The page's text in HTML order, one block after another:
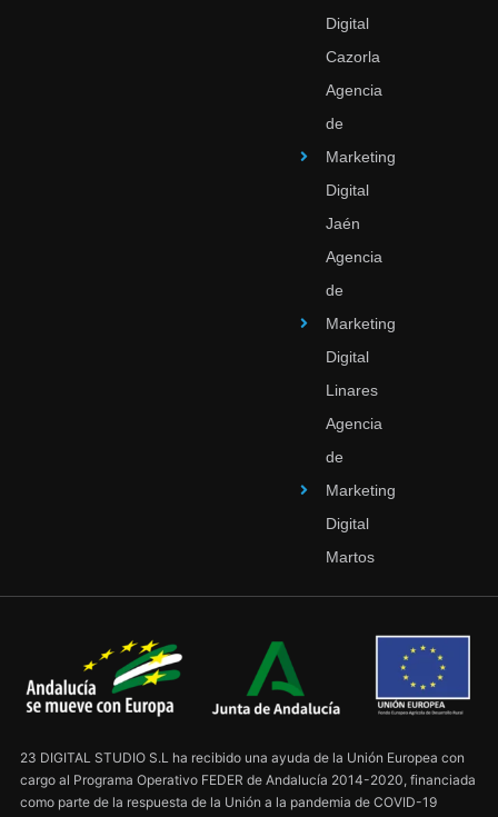
Digital
Cazorla
Agencia
de
Marketing
Digital
Jaén
Agencia
de
Marketing
Digital
Linares
Agencia
de
Marketing
Digital
Martos
23 DIGITAL STUDIO S.L ha recibido una ayuda de la Unión Europea con
cargo al Programa Operativo FEDER de Andalucía 2014-2020, financiada
como parte de la respuesta de la Unión a la pandemia de COVID-19